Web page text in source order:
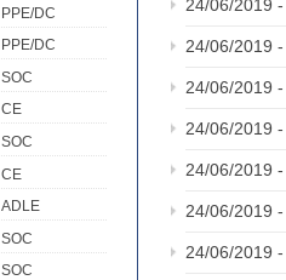
PPE/DC
PPE/DC
SOC
CE
SOC
CE
ADLE
SOC
SOC
24/06/2019 -
24/06/2019 -
24/06/2019 -
24/06/2019 -
24/06/2019 -
24/06/2019 -
24/06/2019 -